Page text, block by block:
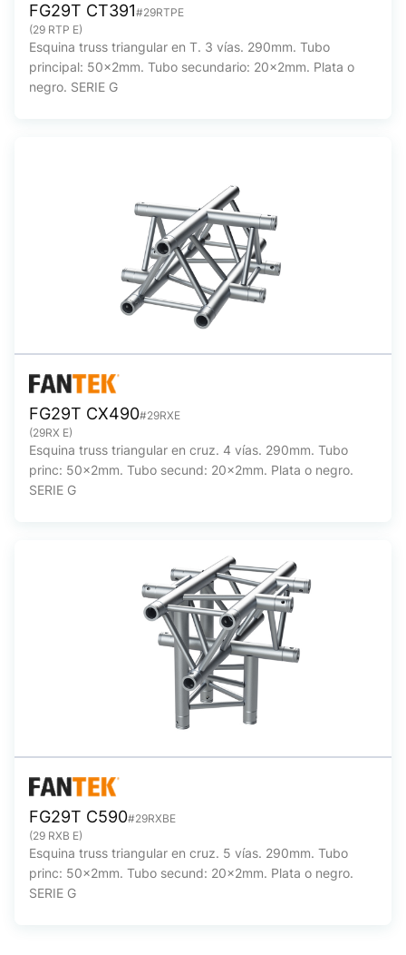
FG29T CT391#29RTPE
(29 RTP E)
Esquina truss triangular en T. 3 vías. 290mm. Tubo
principal: 50x2mm. Tubo secundario: 20x2mm. Plata o
negro. SERIE G
FG29T CX490#29RXE
(29RX E)
Esquina truss triangular en cruz. 4 vías. 290mm. Tubo
princ: 50x2mm. Tubo secund: 20x2mm. Plata o negro.
SERIE G
FG29T C590#29RXBE
(29 RXB E)
Esquina truss triangular en cruz. 5 vías. 290mm. Tubo
princ: 50x2mm. Tubo secund: 20x2mm. Plata o negro.
SERIE G